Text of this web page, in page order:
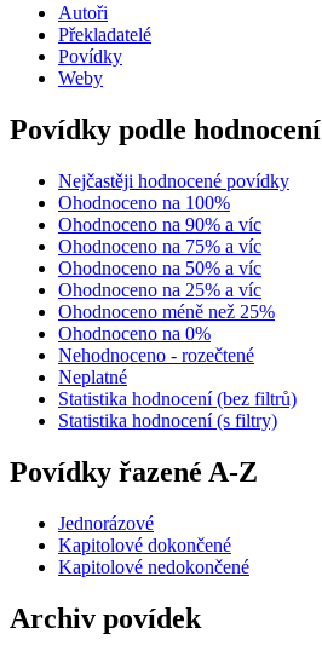
Autoři
Překladatelé
Povídky
Weby
Povídky podle hodnocení
Nejčastěji hodnocené povídky
Ohodnoceno na 100%
Ohodnoceno na 90% a víc
Ohodnoceno na 75% a víc
Ohodnoceno na 50% a víc
Ohodnoceno na 25% a víc
Ohodnoceno méně než 25%
Ohodnoceno na 0%
Nehodnoceno - rozečtené
Neplatné
Statistika hodnocení (bez filtrů)
Statistika hodnocení (s filtry)
Povídky řazené A-Z
Jednorázové
Kapitolové dokončené
Kapitolové nedokončené
Archiv povídek